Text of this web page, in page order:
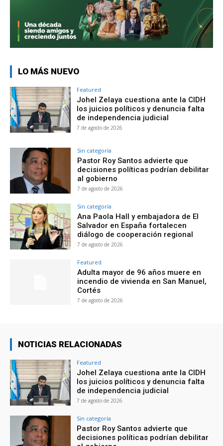
LO MÁS NUEVO
Featured
Johel Zelaya cuestiona ante la CIDH
los juicios políticos y denuncia falta
de independencia judicial
7 de agosto de 2026
Sin categoría
Pastor Roy Santos advierte que
decisiones políticas podrían debilitar
al gobierno
7 de agosto de 2026
Sin categoría
Ana Paola Hall y embajadora de El
Salvador en España fortalecen
diálogo de cooperación regional
7 de agosto de 2026
Featured
Adulta mayor de 96 años muere en
incendio de vivienda en San Manuel,
Cortés
7 de agosto de 2026
NOTICIAS RELACIONADAS
Featured
Johel Zelaya cuestiona ante la CIDH
los juicios políticos y denuncia falta
de independencia judicial
7 de agosto de 2026
Sin categoría
Pastor Roy Santos advierte que
decisiones políticas podrían debilitar